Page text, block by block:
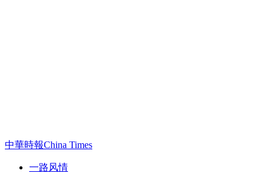
中華時報China Times
一路风情